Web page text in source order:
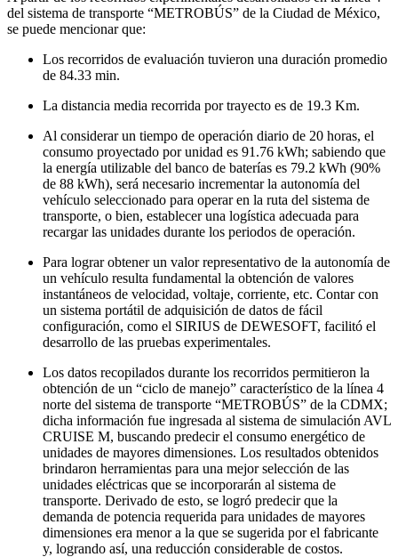
del sistema de transporte “METROBÚS” de la Ciudad de México,
se puede mencionar que:
Los recorridos de evaluación tuvieron una duración promedio
de 84.33 min.
La distancia media recorrida por trayecto es de 19.3 Km.
Al considerar un tiempo de operación diario de 20 horas, el
consumo proyectado por unidad es 91.76 kWh; sabiendo que
la energía utilizable del banco de baterías es 79.2 kWh (90%
de 88 kWh), será necesario incrementar la autonomía del
vehículo seleccionado para operar en la ruta del sistema de
transporte, o bien, establecer una logística adecuada para
recargar las unidades durante los periodos de operación.
Para lograr obtener un valor representativo de la autonomía de
un vehículo resulta fundamental la obtención de valores
instantáneos de velocidad, voltaje, corriente, etc. Contar con
un sistema portátil de adquisición de datos de fácil
configuración, como el SIRIUS de DEWESOFT, facilitó el
desarrollo de las pruebas experimentales.
Los datos recopilados durante los recorridos permitieron la
obtención de un “ciclo de manejo” característico de la línea 4
norte del sistema de transporte “METROBÚS” de la CDMX;
dicha información fue ingresada al sistema de simulación AVL
CRUISE M, buscando predecir el consumo energético de
unidades de mayores dimensiones. Los resultados obtenidos
brindaron herramientas para una mejor selección de las
unidades eléctricas que se incorporarán al sistema de
transporte. Derivado de esto, se logró predecir que la
demanda de potencia requerida para unidades de mayores
dimensiones era menor a la que se sugerida por el fabricante
y, logrando así, una reducción considerable de costos.